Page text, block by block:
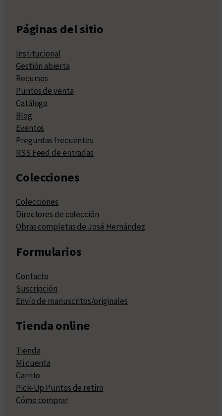
Páginas del sitio
Institucional
Gestión abierta
Recursos
Puntos de venta
Catálogo
Blog
Eventos
Preguntas frecuentes
RSS Feed de entradas
Colecciones
Colecciones
Directores de colección
Obras completas de José Hernández
Formularios
Contacto
Suscripción
Envío de manuscritos/originales
Tienda online
Tienda
Mi cuenta
Carrito
Pick-Up Puntos de retiro
Cómo comprar